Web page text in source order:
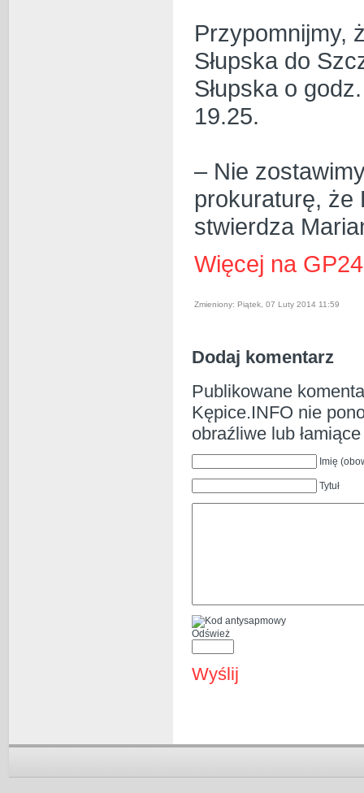
Przypomnijmy,
Słupska do
Słupska o
19.25.
– Nie
prokuraturę, że
stwierdza
Więcej na
Zmieniony: Piątek, 07 Luty 2014 11:59
Dodaj komentarz
Publikowane
Kępice.INFO nie
obraźliwe lub
Imię
Tytuł
Odśwież
Wyślij